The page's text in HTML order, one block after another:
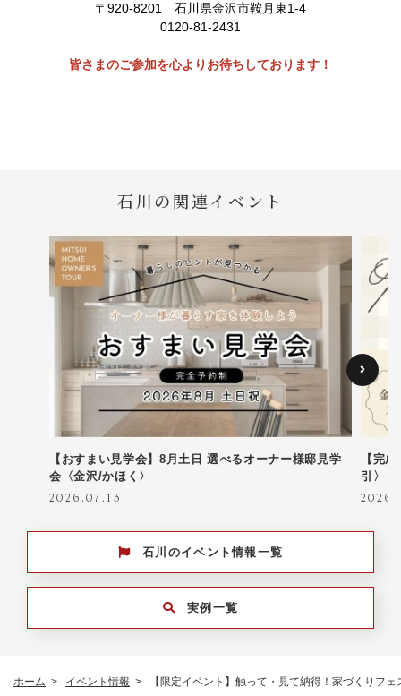
〒920-8201 石川県金沢市鞍月東1-4
0120-81-2431
皆さまのご参加を心よりお待ちしております！
石川の関連イベント
【おすまい見学会】8月土日 選べるオーナー様邸見学
会〈金沢/かほく〉
2026.07.13
【完
引〉
石川のイベント情報一覧
実例一覧
ホーム イベント情報 【限定イベント】触って・見て納得！家づくりフ